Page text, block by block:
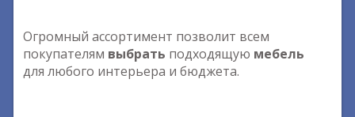
Огромный ассортимент позволит всем
покупателям выбрать подходящую мебель
для любого интерьера и бюджета.